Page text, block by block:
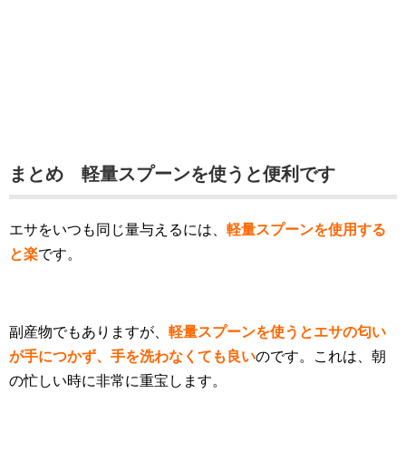
まとめ 軽量スプーンを使うと便利です
エサをいつも同じ量与えるには、 軽量スプーンを使用する
と楽です。
副産物でもありますが、 軽量スプーンを使うとエサの匂い
が手につかず、手を洗わなくても良いのです。これは、朝
の忙しい時に非常に重宝します。